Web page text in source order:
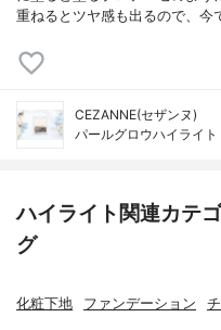
重ねるとツヤ感も出るので、今
CEZANNE(セザンヌ)
パールグロウハイライト
ハイライト関連カテ
グ
化粧下地 ファンデーション